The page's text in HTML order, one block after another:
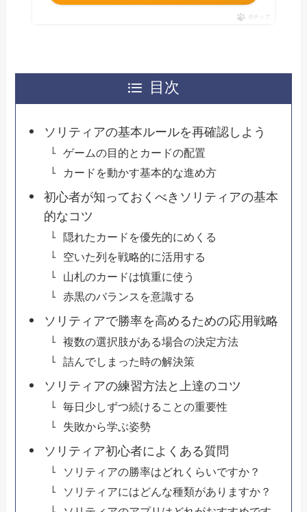
ポチップ
目次
ソリティアの基本ルールを再確認しよう
ゲームの目的とカードの配置
カードを動かす基本的な進め方
初心者が知っておくべきソリティアの基本
的なコツ
隠れたカードを優先的にめくる
空いた列を戦略的に活用する
山札のカードは慎重に使う
赤黒のバランスを意識する
ソリティアで勝率を高めるための応用戦略
複数の選択肢がある場合の決定方法
詰んでしまった時の解決策
ソリティアの練習方法と上達のコツ
毎日少しずつ続けることの重要性
失敗から学ぶ姿勢
ソリティア初心者によくある質問
ソリティアの勝率はどれくらいですか？
ソリティアにはどんな種類がありますか？